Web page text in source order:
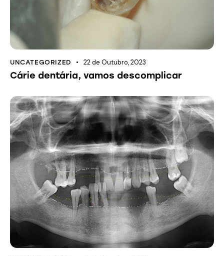
UNCATEGORIZED 22 de Outubro, 2023
Cárie dentária, vamos descomplicar